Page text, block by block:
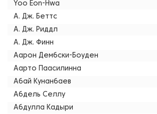
Yoo Eon-Hwa
А. Дж. Беттс
А. Дж. Риддл
А. Дж. Финн
Аарон Дембски-Боуден
Аарто Паасилинна
Абай Кунанбаев
Абдель Селлу
Абдулла Кадыри